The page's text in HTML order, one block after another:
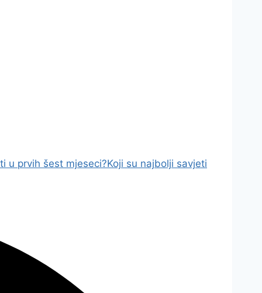
u prvih šest mjeseci?Koji su najbolji savjeti